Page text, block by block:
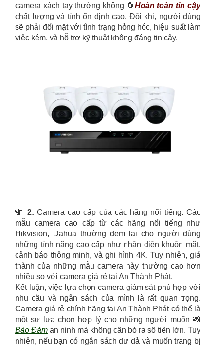
camera xách tay thường không 🔄Hoàn toàn tin cậy
chất lượng và tính ổn định cao. Đôi khi, người dùng
sẽ phải đối mặt với tình trạng hỏng hóc, hiệu suất làm
việc kém, và hỗ trợ kỹ thuật không đáng tin cậy.
🕎 2: Camera cao cấp của các hãng nổi tiếng: Các
mẫu camera cao cấp từ các hãng nổi tiếng như
Hikvision, Dahua thường đem lại cho người dùng
những tính năng cao cấp như nhận diện khuôn mặt,
cảnh báo thông minh, và ghi hình 4K. Tuy nhiên, giá
thành của những mẫu camera này thường cao hơn
nhiều so với camera giá rẻ tại An Thành Phát.
Kết luận, việc lựa chọn camera giám sát phù hợp với
nhu cầu và ngân sách của mình là rất quan trọng.
Camera giá rẻ chính hãng tại An Thành Phát có thể là
một sự lựa chọn hợp lý cho những người muốn 📸
Bảo Đảm an ninh mà không cần bỏ ra số tiền lớn. Tuy
nhiên, nếu bạn có ngân sách dư dả và muốn trang bị